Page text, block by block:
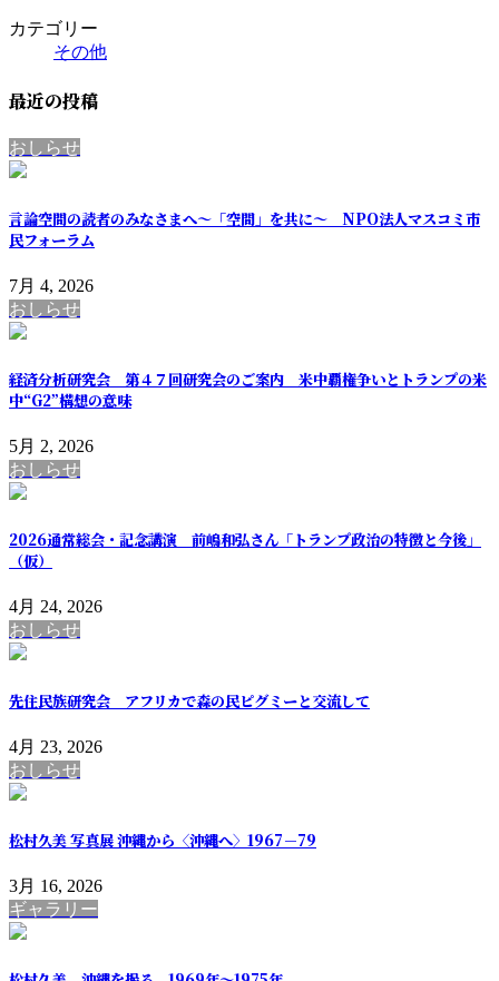
カテゴリー
その他
最近の投稿
おしらせ
言論空間の読者のみなさまへ～「空間」を共に～ NPO法人マスコミ市
民フォーラム
7月 4, 2026
おしらせ
経済分析研究会 第４７回研究会のご案内 米中覇権争いとトランプの米
中“G2”構想の意味
5月 2, 2026
おしらせ
2026通常総会・記念講演 前嶋和弘さん「トランプ政治の特徴と今後」
（仮）
4月 24, 2026
おしらせ
先住民族研究会 アフリカで森の民ピグミーと交流して
4月 23, 2026
おしらせ
松村久美 写真展 沖縄から〈沖縄へ〉1967－79
3月 16, 2026
ギャラリー